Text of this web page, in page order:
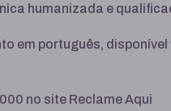
pedir reembolso
grátis
humanizada e
em português, disponível
no site Reclame Aqui